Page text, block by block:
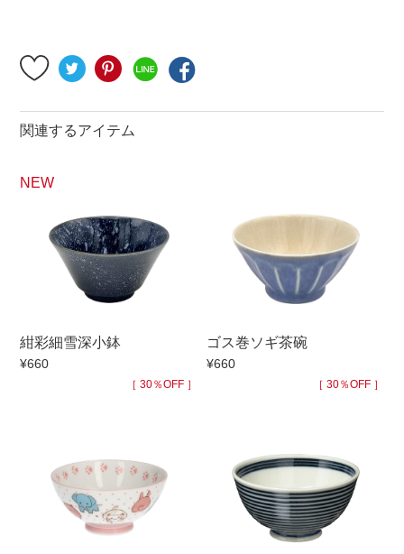
ブランド・窯名・作家名
特集
カラー
素材
機能性
手ざわり
関連するアイテム
NEW
紺彩細雪深小鉢
¥660
［ 30％OFF ］
ゴス巻ソギ茶碗
¥660
［ 30％OFF ］